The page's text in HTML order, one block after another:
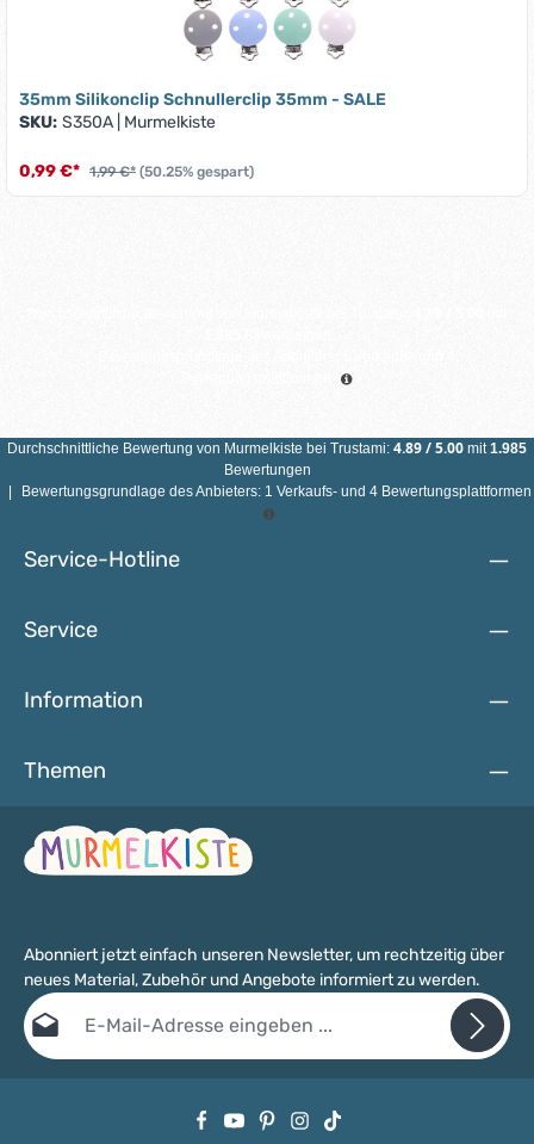
35mm Silikonclip Schnullerclip 35mm - SALE
SKU: S350A Murmelkiste
0,99 €* 1,99 €* (50.25% gespart)
Durchschnittliche Bewertung von Murmelkiste bei Trustami: 4.89/5.00 mit1.985
Bewertungen
Bewertungsgrundlage des Anbieters: 1 Verkaufs- und 4 Bewertungsplattformen
Service-Hotline
Service
Information
Themen
Abonniert jetzt einfach unseren Newsletter, um rechtzeitig über
neues Material, Zubehör und Angebote informiert zu werden.
E-Mail-Adresse*
Datenschutzbestimmungenzur Kenntnis genommen